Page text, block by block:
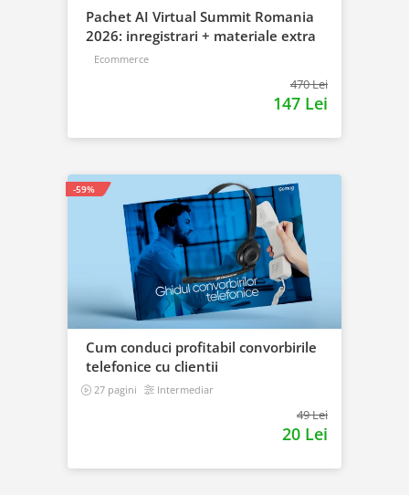
Pachet AI Virtual Summit Romania
2026: inregistrari + materiale extra
Ecommerce
470 Lei
147 Lei
Cum conduci profitabil convorbirile
telefonice cu clientii
27 pagini Intermediar
49 Lei
20 Lei
-59%